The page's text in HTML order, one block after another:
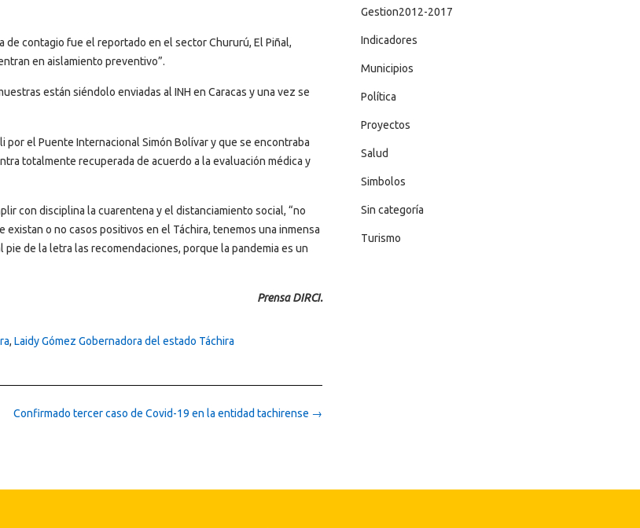
contagio fue el reportado en el sector Chururú, El Piñal,
en aislamiento preventivo”.
están siéndolo enviadas al INH en Caracas y una vez se
el Puente Internacional Simón Bolívar y que se encontraba
totalmente recuperada de acuerdo a la evaluación médica y
con disciplina la cuarentena y el distanciamiento social, “no
o no casos positivos en el Táchira, tenemos una inmensa
de la letra las recomendaciones, porque la pandemia es un
Prensa DIRCI.
, Laidy Gómez Gobernadora del estado Táchira
Confirmado tercer caso de Covid-19 en la entidad tachirense →
Gestion2012-2017
Indicadores
Municipios
Política
Proyectos
Salud
Simbolos
Sin categoría
Turismo